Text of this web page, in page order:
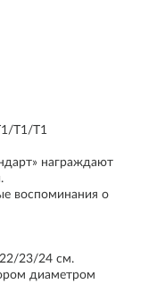
Т1/Т1
награждают
воспоминания о
22/23/24 см.
диаметром